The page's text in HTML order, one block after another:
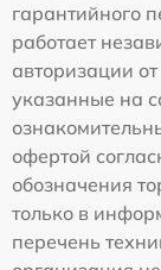
гарантийного
работает
авторизации
указанные на
офертой
обозначения
только в
перечень